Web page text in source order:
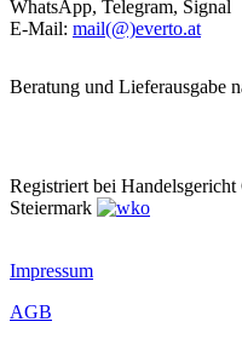
WhatsApp, Telegram, Signal
E-Mail: mail(@)everto.at
Beratung und Lieferausgabe
Registriert bei
Steiermark
Impressum
AGB